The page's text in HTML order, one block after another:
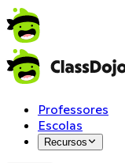
Professores
Escolas
Recursos